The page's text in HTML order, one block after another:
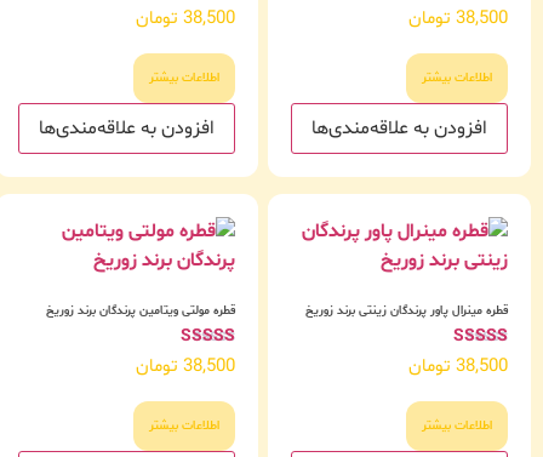
امتیاز
5.00
38,500 تومان
اطلاعات بیشتر
افزودن به علاقه‌مندی‌ها
امتیاز
5.00
38,500 تومان
اطلاعات بیشتر
افزودن به علاقه‌مندی‌ها
قطره مینرال پاور پرندگان زینتی برند زوریخ
امتیاز
5.00
38,500 تومان
اطلاعات بیشتر
قطره مولتی ویتامین پرندگان برند زوریخ
امتیاز
5.00
38,500 تومان
اطلاعات بیشتر